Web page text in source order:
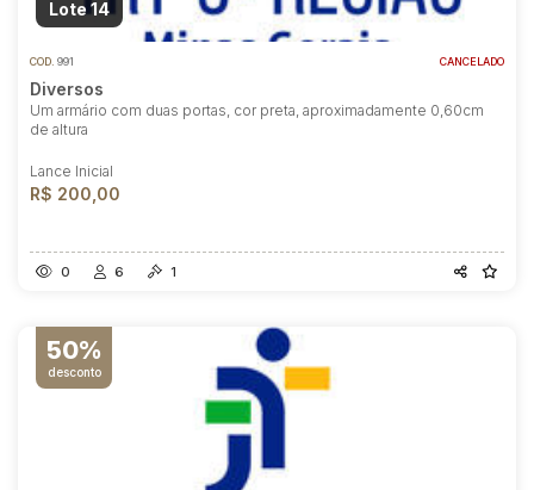
Lote 14
COD. 991 CANCELADO
Diversos
Um armário com duas portas, cor preta, aproximadamente 0,60cm
de altura
Lance Inicial
R$ 200,00
0 6 1
50%
desconto